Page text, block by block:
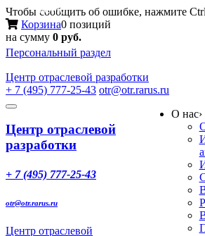
Чтобы сообщить об ошибке, нажмите
Корзина0 позиций
на сумму 0 руб.
Персональный раздел
Центр отраслевой разработки
+ 7 (495) 777-25-43 otr@otr.rarus.ru
Toggle
Меню
Центр отраслевой
разработки
+ 7 (495) 777-25-43
otr@otr.rarus.ru
Центр отраслевой
О нас›